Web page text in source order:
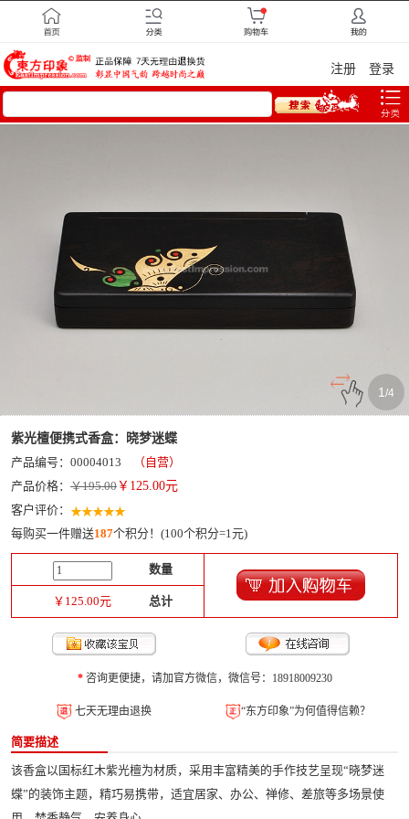
注册 登录
1 /4
紫光檀便携式香盒：晓梦迷蝶
产品编号：00004013
（自营）
产品价格： ￥195.00 ￥ 125.00元
客户评价：
每购买一件赠送187个积分！(100个积分=1元)
数量
￥ 125.00元 总计
*咨询更便捷，请加官方微信，微信号：18918009230
七天无理由退换 “东方印象”为何值得信赖？
简要描述
该香盒以国标红木紫光檀为材质，采用丰富精美的手作技艺呈现“晓梦迷
蝶”的装饰主题，精巧易携带，适宜居家、办公、禅修、差旅等多场景使